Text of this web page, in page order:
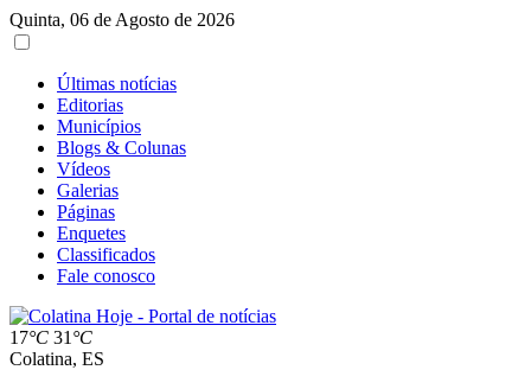
Quinta, 06 de Agosto de 2026
Últimas notícias
Editorias
Municípios
Blogs & Colunas
Vídeos
Galerias
Páginas
Enquetes
Classificados
Fale conosco
17°C 31 °C
Colatina, ES